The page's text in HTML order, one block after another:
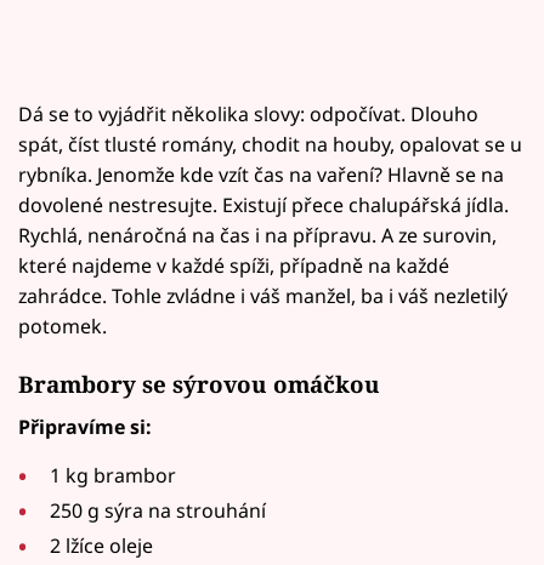
Dá se to vyjádřit několika slovy: odpočívat. Dlouho
spát, číst tlusté romány, chodit na houby, opalovat se u
rybníka. Jenomže kde vzít čas na vaření? Hlavně se na
dovolené nestresujte. Existují přece chalupářská jídla.
Rychlá, nenáročná na čas i na přípravu. A ze surovin,
které najdeme v každé spíži, případně na každé
zahrádce. Tohle zvládne i váš manžel, ba i váš nezletilý
potomek.
Brambory se sýrovou omáčkou
Připravíme si:
1 kg brambor
250 g sýra na strouhání
2 lžíce oleje